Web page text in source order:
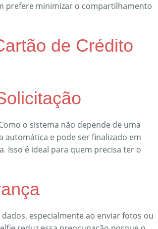
prefere minimizar o compartilhamento
de Crédito
o sistema não depende de uma
e pode ser finalizado em
Isso é ideal para quem precisa ter o
especialmente ao enviar fotos ou